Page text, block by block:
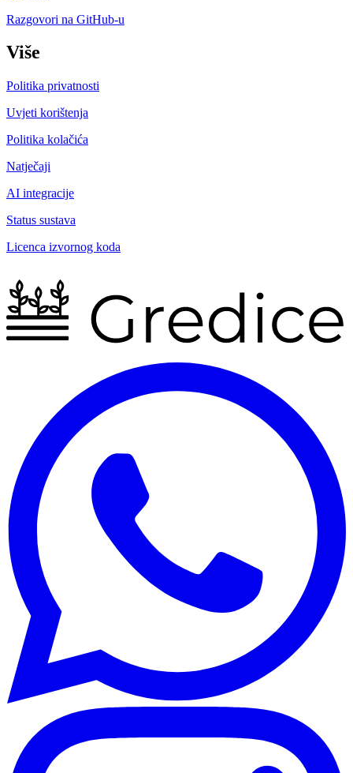
Razgovori na GitHub-u
Više
Politika privatnosti
Uvjeti korištenja
Politika kolačića
Natječaji
AI integracije
Status sustava
Licenca izvornog koda